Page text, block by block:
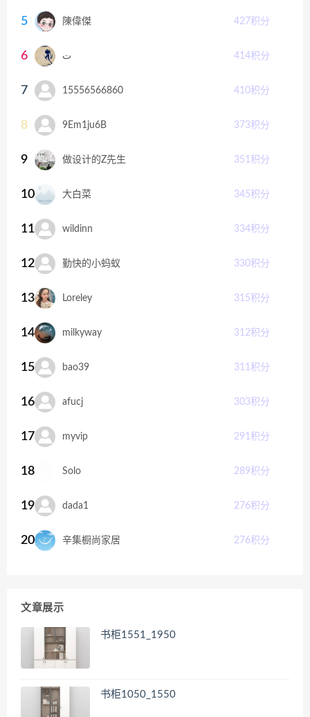
5 陳偉傑 427积分
6 ت 414积分
7 15556566860 410积分
8 9Em1ju6B 373积分
9 做设计的Z先生 351 积分
10 大白菜 345积分
11 wildinn 334积分
12 勤快的小蚂蚁 330积分
13 Loreley 315积分
14 milkyway 312积分
15 bao39 311 积分
16 afucj 303积分
17 myvip 291 积分
18 Solo 289积分
19 dada1 276积分
20 辛集橱尚家居 276积分
文章展示
书柜1551_1950
书柜1050_1550